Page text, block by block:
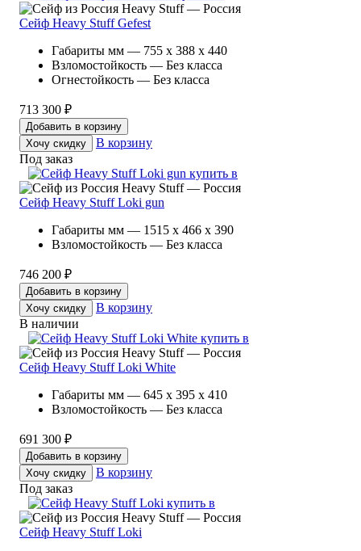
Heavy Stuff — Россия
Сейф Heavy Stuff Gefest
Габариты мм — 755 x 388 x 440
Взломостойкость — Без класса
Огнестойкость — Без класса
713 300 ₽
Добавить в корзину
Хочу скидку
В корзину
Под заказ
Heavy Stuff — Россия
Сейф Heavy Stuff Loki gun
Габариты мм — 1515 x 466 x 390
Взломостойкость — Без класса
746 200 ₽
Добавить в корзину
Хочу скидку
В корзину
В наличии
Heavy Stuff — Россия
Сейф Heavy Stuff Loki White
Габариты мм — 645 x 395 x 410
Взломостойкость — Без класса
691 300 ₽
Добавить в корзину
Хочу скидку
В корзину
Под заказ
Heavy Stuff — Россия
Сейф Heavy Stuff Loki